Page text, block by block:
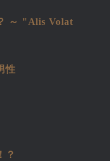
～ "Alis Volat
性
？